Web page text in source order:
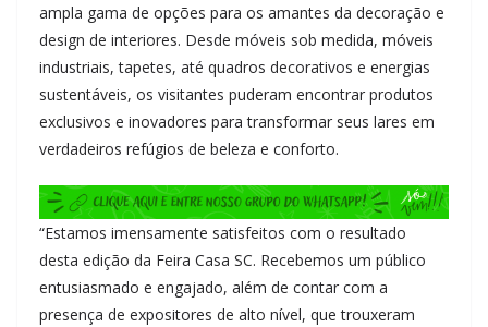
ampla gama de opções para os amantes da decoração e
design de interiores. Desde móveis sob medida, móveis
industriais, tapetes, até quadros decorativos e energias
sustentáveis, os visitantes puderam encontrar produtos
exclusivos e inovadores para transformar seus lares em
verdadeiros refúgios de beleza e conforto.
“Estamos imensamente satisfeitos com o resultado
desta edição da Feira Casa SC. Recebemos um público
entusiasmado e engajado, além de contar com a
presença de expositores de alto nível, que trouxeram